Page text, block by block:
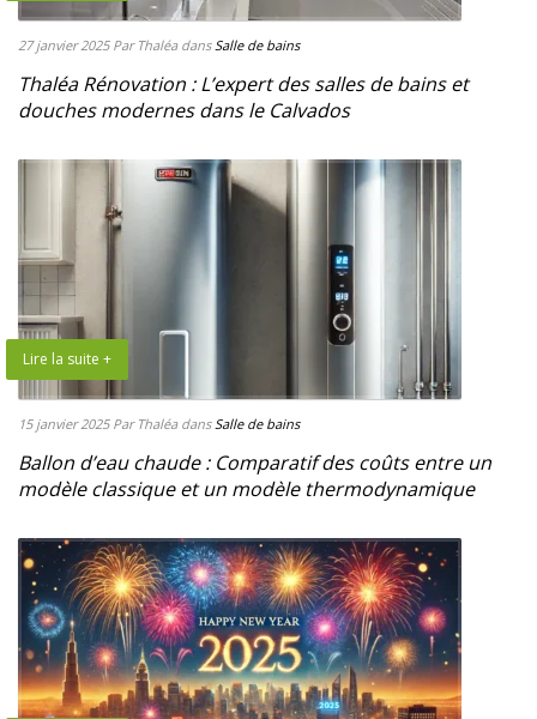
27 janvier 2025 Par Thaléa dansSalle de bains
Thaléa Rénovation : L’expert des salles de bains et
douches modernes dans le Calvados
Lire la suite +
15 janvier 2025 Par Thaléa dansSalle de bains
Ballon d’eau chaude : Comparatif des coûts entre un
modèle classique et un modèle thermodynamique